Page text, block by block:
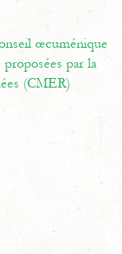
œcuménique
par la
(CMER)